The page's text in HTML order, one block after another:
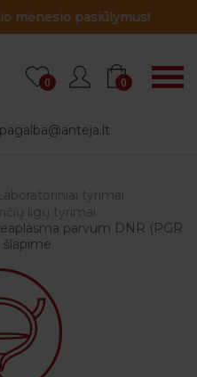
mėnesio pasiūlymus!
pagalba@anteja.lt
0 0
tyrimai
ligų tyrimai
parvum DNR (PGR